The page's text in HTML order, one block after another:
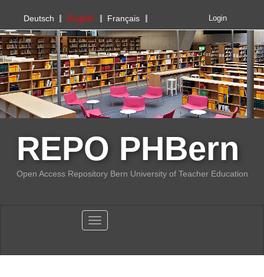
PHBern
Deutsch English Français Login
REPO PHBern
Open Access Repository Bern University of Teacher Education
Toggle navigation